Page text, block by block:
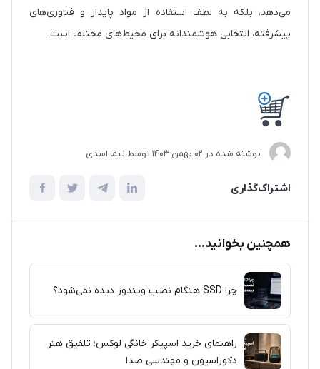
می‌دهد، بلکه به لطف استفاده از مواد پایدار و فناوری‌های
پیشرفته، انتخابی هوشمندانه برای محیط‌های مختلف است.
نوشته شده در 02 بهمن 1403 توسط نیما اسدی
اشتراک‌گذاری
همچنین بخوانید...
چرا SSD هنگام نصب ویندوز دیده نمی‌شود؟
راهنمای خرید اسپیکر خانگی لوکس؛ تلفیق هنر،
دکوراسیون و مهندسی صدا